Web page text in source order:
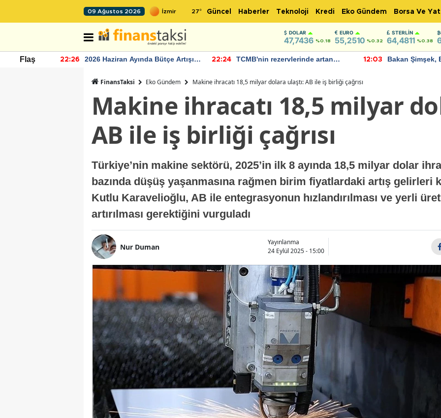
09 Ağustos 2026 27° Güncel Haberler Teknoloji Kredi Eko Gündem Borsa Ve
DOLAR
47,7436 %0.18
EURO
55,2510 %0.32
STERLIN
64,4811 %0.38
Flaş 22:26
2026 Haziran Ayında Bütçe Artışı
22:24
TCMB'nin rezervlerinde artan
12:03
Bakan Şimşek,
FinansTaksi Eko Gündem Makine ihracatı 18,5 milyar dolara ulaştı: AB ile iş birliği çağrısı
Makine ihracatı 18,5 milyar
AB ile iş birliği çağrısı
Türkiye’nin makine sektörü, 2025’in ilk 8 ayında 18,5 milyar dolar
bazında düşüş yaşanmasına rağmen birim fiyatlardaki artış gelirleri
Kutlu Karavelioğlu, AB ile entegrasyonun hızlandırılması ve yerli
artırılması gerektiğini vurguladı
Nur Duman
Yayınlanma
24 Eylül 2025 - 15:00